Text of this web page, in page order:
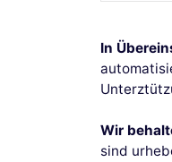
In
Wir
sind